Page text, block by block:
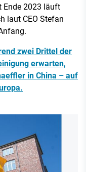
Ende 2023 läuft
laut CEO Stefan
zwei Drittel der
erwarten,
in China – auf